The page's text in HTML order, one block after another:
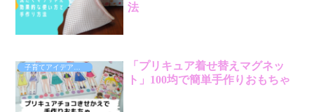
法
「プリキュア着せ替えマグネッ
ト」100均で簡単手作りおもちゃ